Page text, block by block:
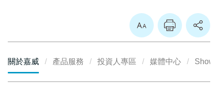
放大
關於嘉威 產品服務 投資人專區 媒體中心